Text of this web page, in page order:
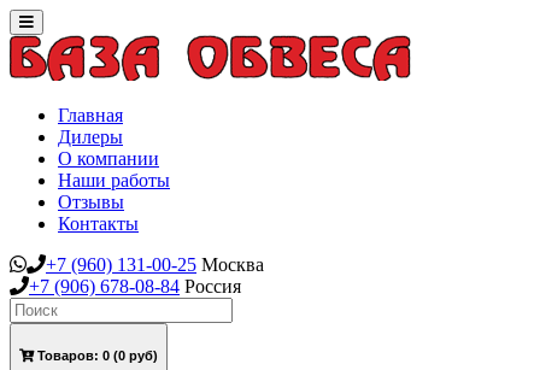
Toggle
navigation
Главная
Дилеры
О компании
Наши работы
Отзывы
Контакты
+7 (960) 131-00-25 Москва
+7 (906) 678-08-84 Россия
Товаров: 0 (0 руб)